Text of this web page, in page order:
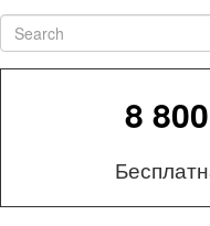
Search
8